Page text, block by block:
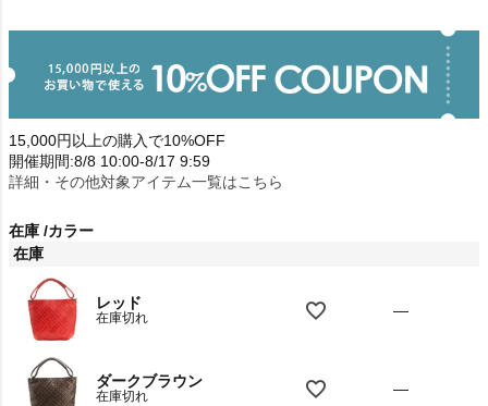
15,000円以上の購入で10%OFF
開催期間:8/8 10:00-8/17 9:59
詳細・その他対象アイテム一覧はこちら
在庫 カラー
在庫
レッド
在庫切れ —
ダークブラウン
在庫切れ —